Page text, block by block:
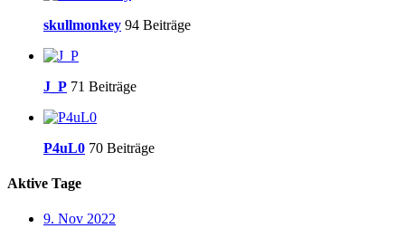
skullmonkey 94 Beiträge
J_P 71 Beiträge
P4uL0 70 Beiträge
Aktive Tage
9. Nov 2022